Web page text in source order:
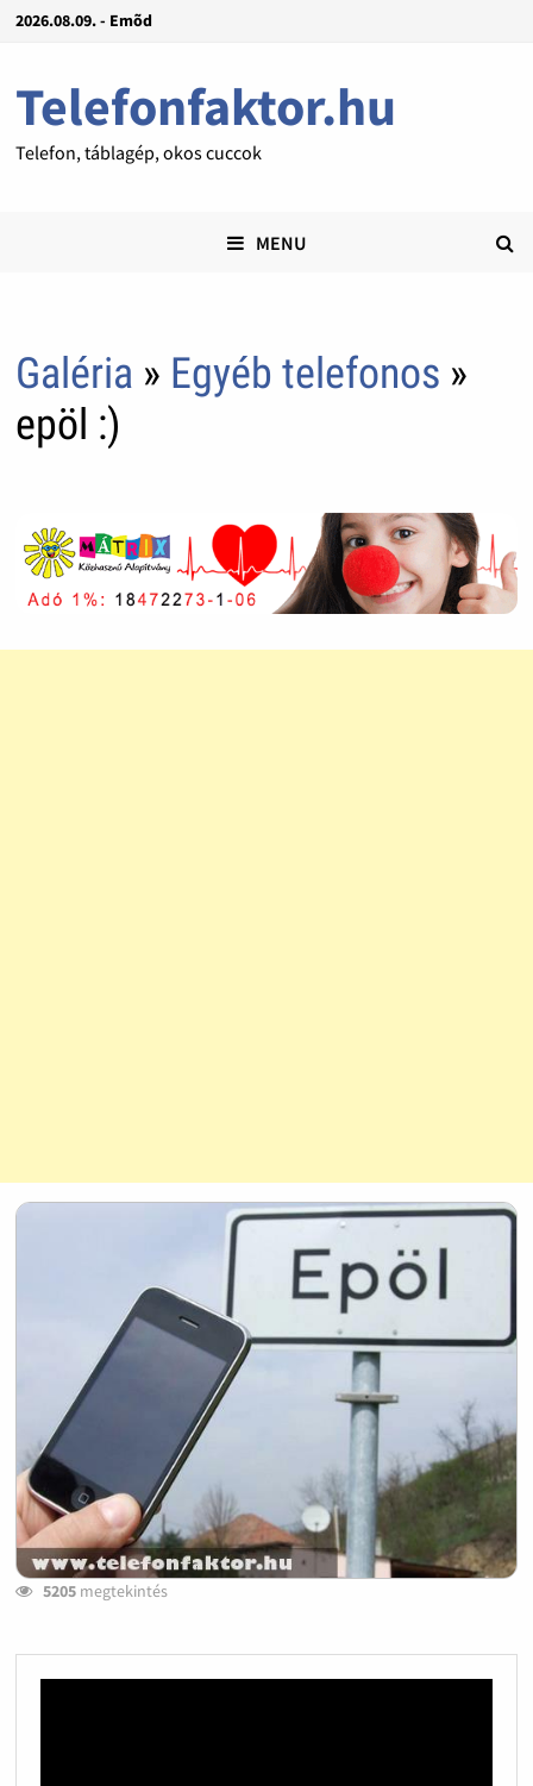
2026.08.09. - Emõd
Telefonfaktor.hu
Telefon, táblagép, okos cuccok
MENU
Galéria » Egyéb telefonos »
epöl :)
5205megtekintés